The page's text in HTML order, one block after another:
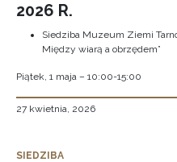
2026 R.
Siedziba Muzeum Ziemi
Między wiarą a obrzędem”
Piątek, 1 maja – 10:00-15:00
27 kwietnia, 2026
SIEDZIBA